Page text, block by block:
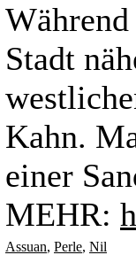
Stadt
Kahn.
einer
MEHR:
Assuan, Perle, Nil